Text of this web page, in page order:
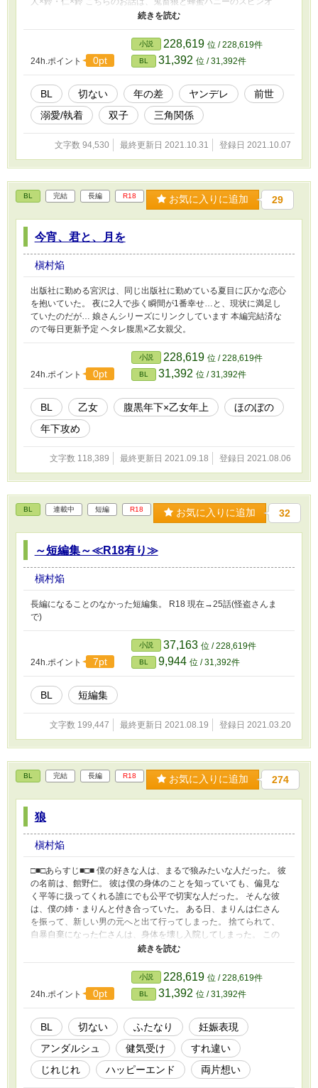
フ・隼人編です。 単体でもお読みいただけますｖ コラボ作品で鈴
人同士を前に、何度も転生しその度に絶望するヤンデレなお話が書
きたいな～と思って書いていたところ、隼人しか思い浮かばず…数
年前に吉良さんに了承を貰いスピンオフとして執筆しました。 本
編鈴が僕なのに対し、こちらの鈴は俺。 性格も設定もだいぶ違い
ます。スピンオフのifストーリーとしてみていただければ。 隼人は
腹黒鬼畜眼鏡ヤンデレと化しています。気まぐれ更新。 イメージ
ソングはOfficial髭男dismの『Pretender』
24h.ポイント 0pt
小説 228,619 位 / 228,619件
BL 31,392 位 / 31,392件
BL 切ない 年の差 ヤンデレ
前世
溺愛/執着
双子 三角関係
文字数 94,530 最終更新日 2021.10.31 登録日 2021.10.07
BL 完結 長編 R18 お気に入りに追加 29
今宵、君と、月を
槇村焔
出版社に勤める宮沢は、同じ出版社に勤めている夏目に仄かな恋心
を抱いていた。 夜に2人で歩く瞬間が1番幸せ…と、現状に満足し
ていたのだが… 娘さんシリーズにリンクしています 本編完結済な
ので毎日更新予定 ヘタレ腹黒×乙女親父。
24h.ポイント 0pt
小説 228,619 位 / 228,619件
BL 31,392 位 / 31,392件
BL 乙女 腹黒年下×乙女年上
ほのぼの
年下攻め
文字数 118,389 最終更新日 2021.09.18 登録日 2021.08.06
BL 連載中 短編 R18 お気に入りに追加 32
～短編集～≪R18有り≫
槇村焔
長編になることのなかった短編集。 R18 現在→25話(怪盗さんま
で)
24h.ポイント 7pt
小説 37,163 位 / 228,619件
BL 9,944 位 / 31,392件
BL 短編集
文字数 199,447 最終更新日 2021.08.19 登録日 2021.03.20
BL 完結 長編 R18 お気に入りに追加 274
狼
槇村焔
□■□あらすじ■□■ 僕の好きな人は、まるで狼みたいな人だった。 彼
の名前は、館野仁。 彼は僕の身体のことを知っていても、偏見な
く平等に扱ってくれる誰にでも公平で切実な人だった。 そんな彼
は、僕の姉・まりんと付き合っていた。 ある日、まりんは仁さん
を振って、新しい男の元へと出て行ってしまった。 捨てられて、
自暴自棄になった仁さんは、身体を壊し入院してしまった。 この
ままでは駄目だと思った僕は、仁さんの家に乗り込み…。 Bloveさ
筆しました。 今回は攻めは堅物。 受けはふたなりです。 妊娠要素
有。苦手な方はご注意を 攻めの本命以外の絡みあり ５０話完結。
完結しているので、完結まで毎日更新 ※当初は包容攻め予定でし
たがあまり包容攻めっぽさはないかもしれません。 溺愛はしてい
るはず。 堅物×一途ふたなり。
24h.ポイント 0pt
小説 228,619 位 / 228,619件
BL 31,392 位 / 31,392件
BL 切ない ふたなり
妊娠表現
アンダルシュ
健気受け
すれ違い
じれじれ
ハッピーエンド 両片想い